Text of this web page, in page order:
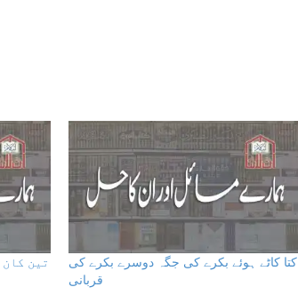
تین
کتا کاٹے ہوئے بکرے کی جگہ دوسرے بکرے کی
قربانی